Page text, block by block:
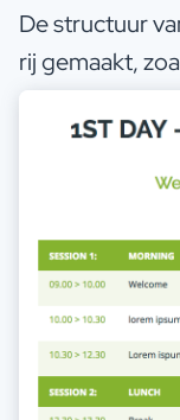
De structuur
rij gemaakt,